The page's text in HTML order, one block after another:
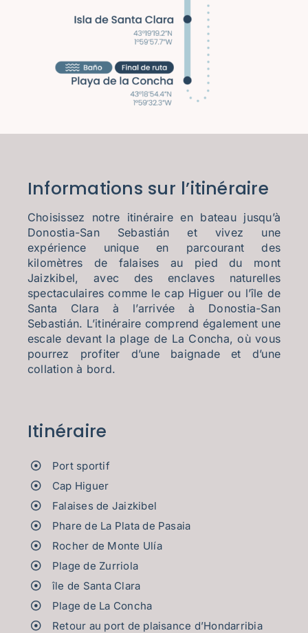
Informations sur l’itinéraire
Choisissez notre itinéraire en bateau jusqu’à
Donostia-San Sebastián et vivez une
expérience unique en parcourant des
kilomètres de falaises au pied du mont
Jaizkibel, avec des enclaves naturelles
spectaculaires comme le cap Higuer ou l’île de
Santa Clara à l’arrivée à Donostia-San
Sebastián. L’itinéraire comprend également une
escale devant la plage de La Concha, où vous
pourrez profiter d’une baignade et d’une
collation à bord.
Itinéraire
Port sportif
Cap Higuer
Falaises de Jaizkibel
Phare de La Plata de Pasaia
Rocher de Monte Ulía
Plage de Zurriola
île de Santa Clara
Plage de La Concha
Retour au port de plaisance d’Hondarribia